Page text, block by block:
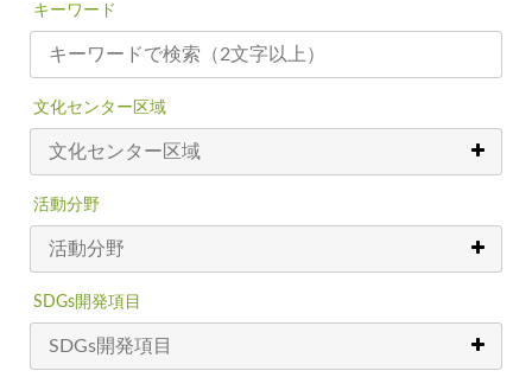
キーワード
文化センター区域
活動分野
SDGs開発項目